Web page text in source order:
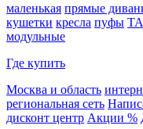
маленькая прямые
кушетки кресла пуфы
модульные
Где купить
Москва и область
региональная сеть
дисконт центр Акции %